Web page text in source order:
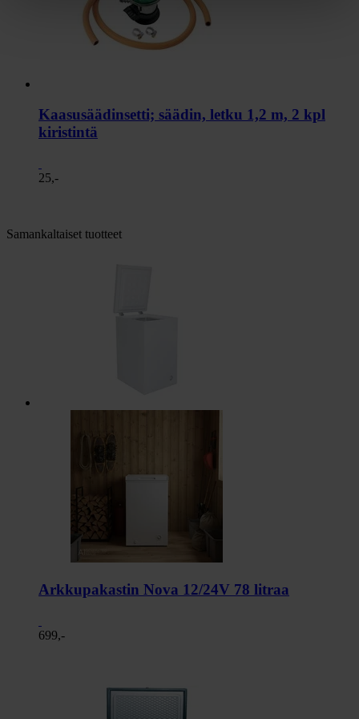
Kaasusäädinsetti; säädin, letku 1,2 m, 2 kpl
kiristintä
25,-
Samankaltaiset tuotteet
Arkkupakastin Nova 12/24V 78 litraa
699,-